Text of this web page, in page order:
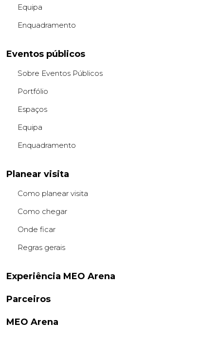
Equipa
Enquadramento
Eventos públicos
Sobre Eventos Públicos
Portfólio
Espaços
Equipa
Enquadramento
Planear visita
Como planear visita
Como chegar
Onde ficar
Regras gerais
Experiência MEO Arena
Parceiros
MEO Arena